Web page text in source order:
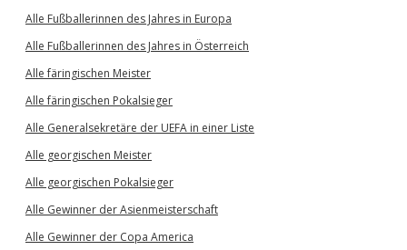
Alle Fußballerinnen des Jahres in Europa
Alle Fußballerinnen des Jahres in Österreich
Alle färingischen Meister
Alle färingischen Pokalsieger
Alle Generalsekretäre der UEFA in einer Liste
Alle georgischen Meister
Alle georgischen Pokalsieger
Alle Gewinner der Asienmeisterschaft
Alle Gewinner der Copa America